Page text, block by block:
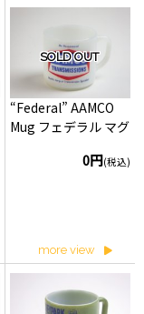
SOLD OUT
“Federal” AAMCO
Mug フェデラル マグ
0円(税込)
more view